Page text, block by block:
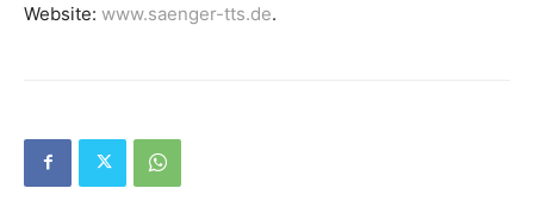
Website: www.saenger-tts.de.